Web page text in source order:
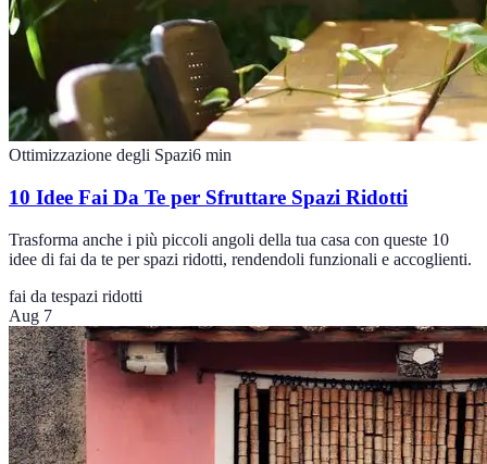
Ottimizzazione degli Spazi6 min
10 Idee Fai Da Te per Sfruttare Spazi Ridotti
Trasforma anche i più piccoli angoli della tua casa con queste 10
idee di fai da te per spazi ridotti, rendendoli funzionali e accoglienti.
fai da tespazi ridotti
Aug 7